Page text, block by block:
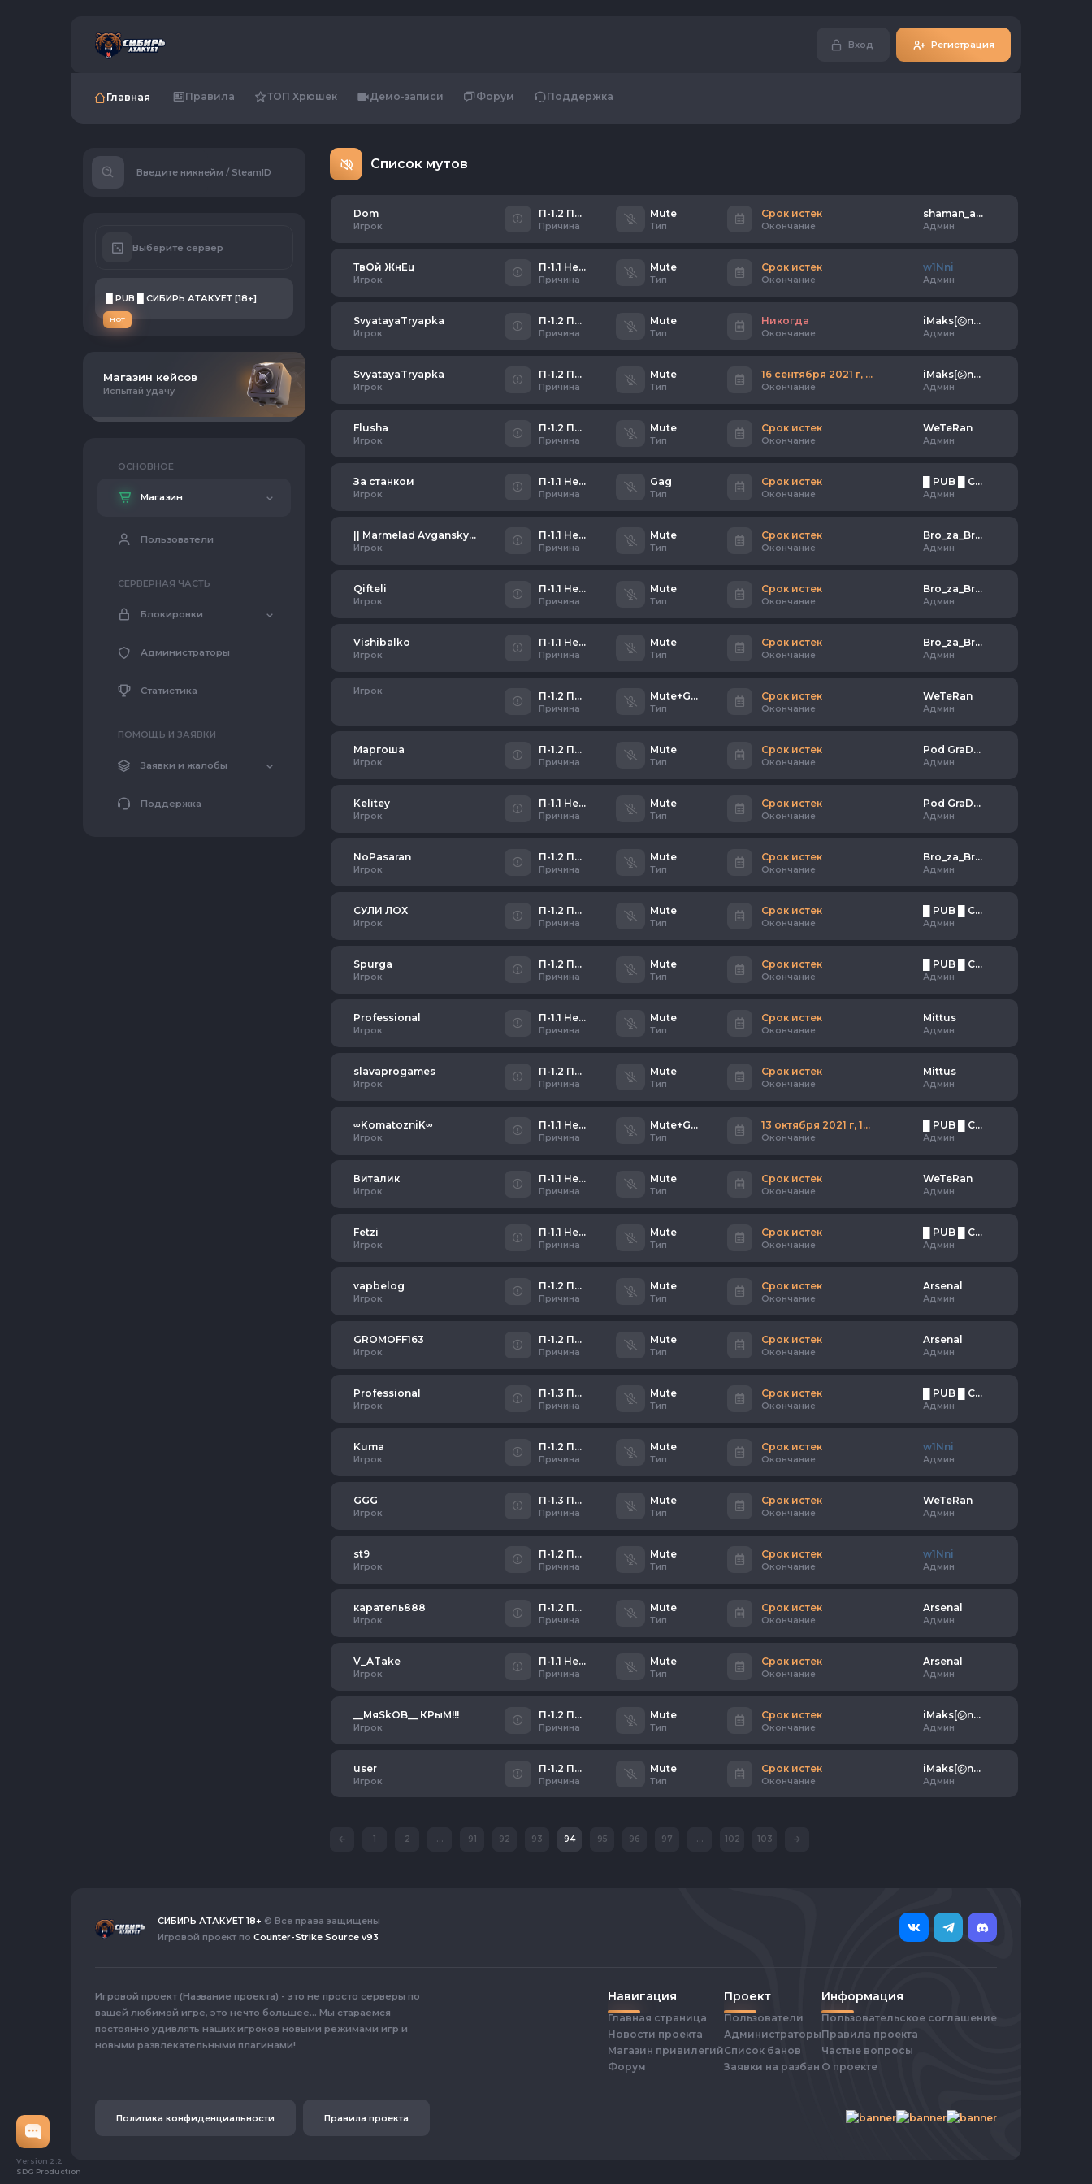
Version 2.2
SDG Production
Вход Регистрация
Главная Правила ТОП Хрюшек Демо-записи Форум Поддержка
Список мутов
Dom
Игрок
П-1.2 Писклявый школьник
Причина
Mute
Тип
Срок истек
Окончание
shaman_alex55rus
Админ
ТвОй ЖнЕц
Игрок
П-1.1 Неадекватное общение
Причина
Mute
Тип
Срок истек
Окончание
w1Nni
Админ
SvyatayaTryapka
Игрок
П-1.2 Писклявый школьник
Причина
Mute
Тип
Никогда
Окончание
iMaks[㋛n] ☂
Админ
SvyatayaTryapka
Игрок
П-1.2 Писклявый школьник
Причина
Mute
Тип
16 сентября 2021 г, 22:46
Окончание
iMaks[㋛n] ☂
Админ
Flusha
Игрок
П-1.2 Писклявый школьник
Причина
Mute
Тип
Срок истек
Окончание
WeTeRan
Админ
За станком
Игрок
П-1.1 Неадекватное общение
Причина
Gag
Тип
Срок истек
Окончание
█ PUB █ СИБИРЬ АТАКУЕТ [18+]
Админ
|| Marmelad Avgansky || ☠
Игрок
П-1.1 Неадекватное общение
Причина
Mute
Тип
Срок истек
Окончание
Bro_za_Bro™l PivasiK
Админ
Qifteli
Игрок
П-1.1 Неадекватное общение
Причина
Mute
Тип
Срок истек
Окончание
Bro_za_Bro™l PivasiK
Админ
Vishibalko
Игрок
П-1.1 Неадекватное общение
Причина
Mute
Тип
Срок истек
Окончание
Bro_za_Bro™l PivasiK
Админ
Игрок П-1.2 Писклявый школьник
Причина
Mute+Gag
Тип
Срок истек
Окончание
WeTeRan
Админ
Маргоша
Игрок
П-1.2 Писклявый школьник
Причина
Mute
Тип
Срок истек
Окончание
Pod GraDuSom°║ AGreSSor
Админ
Kelitey
Игрок
П-1.1 Неадекватное общение
Причина
Mute
Тип
Срок истек
Окончание
Pod GraDuSom°║ AGreSSor
Админ
NoPasaran
Игрок
П-1.2 Писклявый школьник
Причина
Mute
Тип
Срок истек
Окончание
Bro_za_Bro™l PivasiK
Админ
СУЛИ ЛОХ
Игрок
П-1.2 Писклявый школьник
Причина
Mute
Тип
Срок истек
Окончание
█ PUB █ СИБИРЬ АТАКУЕТ [18+]
Админ
Spurga
Игрок
П-1.2 Писклявый школьник
Причина
Mute
Тип
Срок истек
Окончание
█ PUB █ СИБИРЬ АТАКУЕТ [18+]
Админ
Professional
Игрок
П-1.1 Неадекватное общение
Причина
Mute
Тип
Срок истек
Окончание
Mittus
Админ
slavaprogames
Игрок
П-1.2 Писклявый школьник
Причина
Mute
Тип
Срок истек
Окончание
Mittus
Админ
∞KomatozniK∞
Игрок
П-1.1 Неадекватное общение
Причина
Mute+Gag
Тип
13 октября 2021 г, 12:55
Окончание
█ PUB █ СИБИРЬ АТАКУЕТ [18+]
Админ
Виталик
Игрок
П-1.1 Неадекватное общение
Причина
Mute
Тип
Срок истек
Окончание
WeTeRan
Админ
Fetzi
Игрок
П-1.1 Неадекватное общение
Причина
Mute
Тип
Срок истек
Окончание
█ PUB █ СИБИРЬ АТАКУЕТ [18+]
Админ
vapbelog
Игрок
П-1.2 Писклявый школьник
Причина
Mute
Тип
Срок истек
Окончание
Arsenal
Админ
GROMOFF163
Игрок
П-1.2 Писклявый школьник
Причина
Mute
Тип
Срок истек
Окончание
Arsenal
Админ
Professional
Игрок
П-1.3 Плохой микрофон/флуд
Причина
Mute
Тип
Срок истек
Окончание
█ PUB █ СИБИРЬ АТАКУЕТ [18+]
Админ
Kuma
Игрок
П-1.2 Писклявый школьник
Причина
Mute
Тип
Срок истек
Окончание
w1Nni
Админ
GGG
Игрок
П-1.3 Плохой микрофон/флуд
Причина
Mute
Тип
Срок истек
Окончание
WeTeRan
Админ
st9
Игрок
П-1.2 Писклявый школьник
Причина
Mute
Тип
Срок истек
Окончание
w1Nni
Админ
каратель888
Игрок
П-1.2 Писклявый школьник
Причина
Mute
Тип
Срок истек
Окончание
Arsenal
Админ
V_ATake
Игрок
П-1.1 Неадекватное общение
Причина
Mute
Тип
Срок истек
Окончание
Arsenal
Админ
__MяSkOB__ КРыМ!!!
Игрок
П-1.2 Писклявый школьник
Причина
Mute
Тип
Срок истек
Окончание
iMaks[㋛n] ☂
Админ
user
Игрок
П-1.2 Писклявый школьник
Причина
Mute
Тип
Срок истек
Окончание
iMaks[㋛n] ☂
Админ
1 2 ... 91 92 93 94 95 96 97 ... 102 103
Введите никнейм / SteamID
Выберите сервер
█ PUB █ СИБИРЬ АТАКУЕТ [18+]
HOT
Магазин кейсов
Испытай удачу
ОСНОВНОЕ
Магазин
Пользователи
СЕРВЕРНАЯ ЧАСТЬ
Блокировки
Администраторы
Статистика
ПОМОЩЬ И ЗАЯВКИ
Заявки и жалобы
Поддержка
СИБИРЬ АТАКУЕТ 18+ © Все права защищены
Игровой проект по Counter-Strike Source v93
Игровой проект (Название проекта) - это не просто серверы по
вашей любимой игре, это нечто большее... Мы стараемся
постоянно удивлять наших игроков новыми режимами игр и
новыми развлекательными плагинами!
Навигация
Главная страница
Новости проекта
Магазин привилегий
Форум
Проект
Пользователи
Администраторы
Список банов
Заявки на разбан
Информация
Пользовательское соглашение
Правила проекта
Частые вопросы
О проекте
Политика конфиденциальности Правила проекта